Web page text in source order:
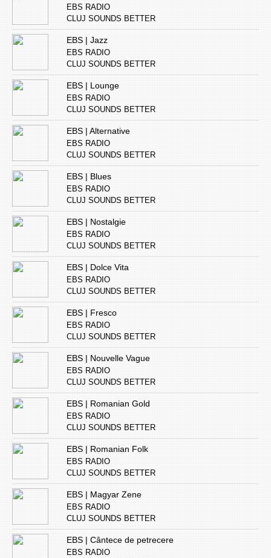
EBS RADIO
CLUJ SOUNDS BETTER
EBS | Jazz
EBS RADIO
CLUJ SOUNDS BETTER
EBS | Lounge
EBS RADIO
CLUJ SOUNDS BETTER
EBS | Alternative
EBS RADIO
CLUJ SOUNDS BETTER
EBS | Blues
EBS RADIO
CLUJ SOUNDS BETTER
EBS | Nostalgie
EBS RADIO
CLUJ SOUNDS BETTER
EBS | Dolce Vita
EBS RADIO
CLUJ SOUNDS BETTER
EBS | Fresco
EBS RADIO
CLUJ SOUNDS BETTER
EBS | Nouvelle Vague
EBS RADIO
CLUJ SOUNDS BETTER
EBS | Romanian Gold
EBS RADIO
CLUJ SOUNDS BETTER
EBS | Romanian Folk
EBS RADIO
CLUJ SOUNDS BETTER
EBS | Magyar Zene
EBS RADIO
CLUJ SOUNDS BETTER
EBS | Cântece de petrecere
EBS RADIO